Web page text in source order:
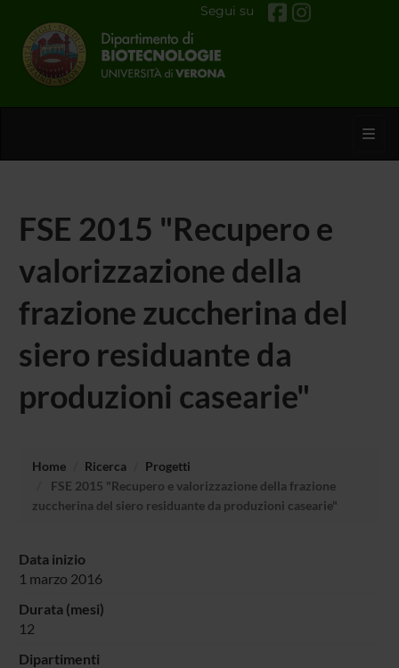
Segui su
FSE 2015 "Recupero e
valorizzazione della
frazione zuccherina del
siero residuante da
produzioni casearie"
Home Ricerca
Progetti
FSE 2015 "Recupero e valorizzazione della frazione
zuccherina del siero residuante da produzioni casearie"
Data inizio
1 marzo 2016
Durata (mesi)
12
Dipartimenti